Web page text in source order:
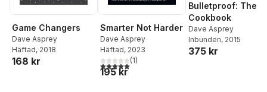
Game Changers
Dave Asprey
Häftad, 2018
168 kr
Smarter Not Harder
Dave Asprey
Häftad, 2023
5,0utav 5 stjärnor. Totalt antal röster:
(1)
195 kr
Bulletproof: The
Cookbook
Dave Asprey
Inbunden, 2015
375 kr